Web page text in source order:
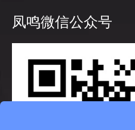
凤鸣微信公众号